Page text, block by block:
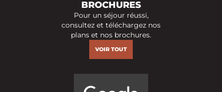
BROCHURES
Pour un séjour réussi,
consultez et téléchargez nos
plans et nos brochures.
VOIR TOUT